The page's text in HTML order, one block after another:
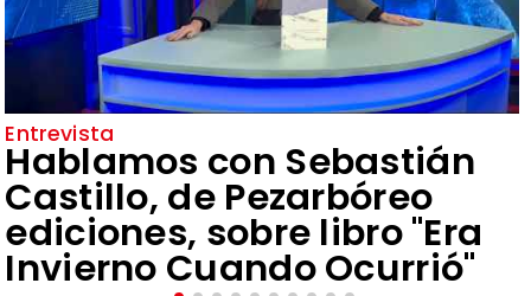
Entrevista
Hablamos con Sebastián
Castillo, de Pezarbóreo
ediciones, sobre libro "Era
Invierno Cuando Ocurrió"